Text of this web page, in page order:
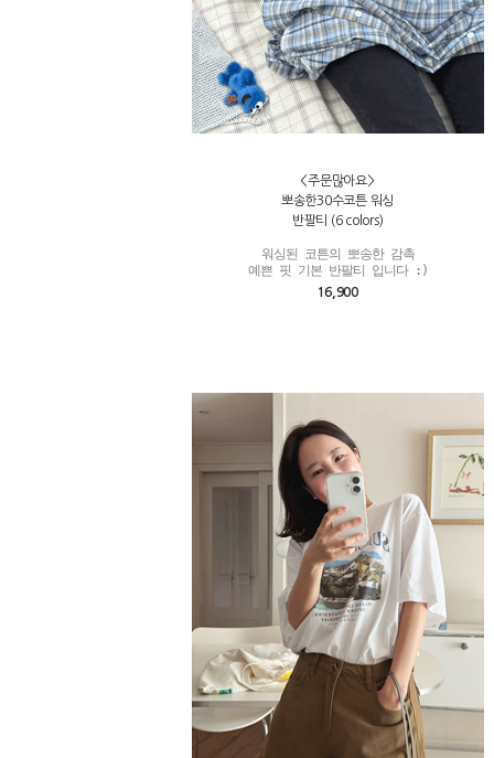
<주문많아요>
뽀송한30수코튼 워싱
반팔티 (6 colors)
워싱된 코튼의 뽀송한 감촉
예쁜 핏 기본 반팔티 입니다 :)
16,900